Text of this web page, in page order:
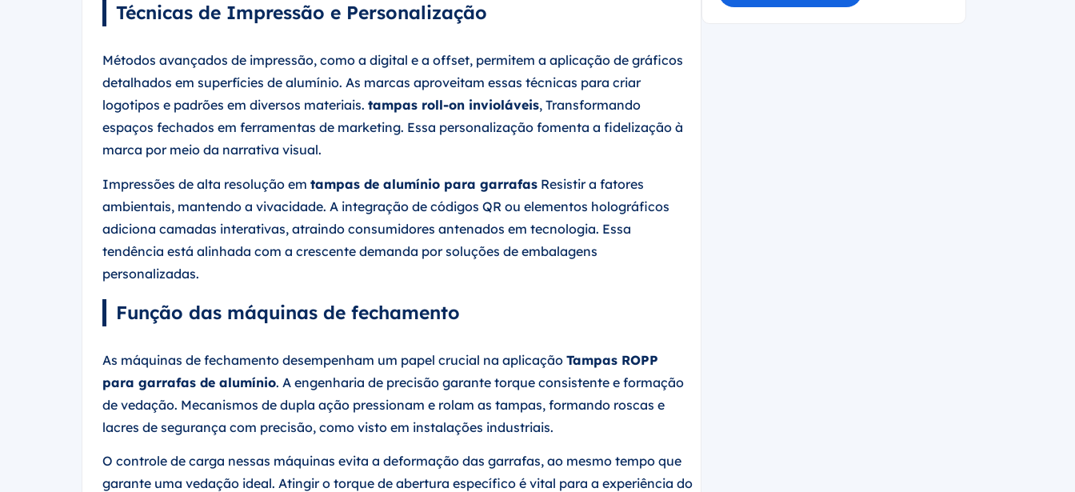
Técnicas de Impressão e Personalização
Métodos avançados de impressão, como a digital e a offset, permitem a aplicação de gráficos
detalhados em superfícies de alumínio. As marcas aproveitam essas técnicas para criar
logotipos e padrões em diversos materiais. tampas roll-on invioláveis, Transformando
espaços fechados em ferramentas de marketing. Essa personalização fomenta a fidelização à
marca por meio da narrativa visual.
Impressões de alta resolução em tampas de alumínio para garrafas Resistir a fatores
ambientais, mantendo a vivacidade. A integração de códigos QR ou elementos holográficos
adiciona camadas interativas, atraindo consumidores antenados em tecnologia. Essa
tendência está alinhada com a crescente demanda por soluções de embalagens
personalizadas.
Função das máquinas de fechamento
As máquinas de fechamento desempenham um papel crucial na aplicação Tampas ROPP
para garrafas de alumínio. A engenharia de precisão garante torque consistente e formação
de vedação. Mecanismos de dupla ação pressionam e rolam as tampas, formando roscas e
lacres de segurança com precisão, como visto em instalações industriais.
O controle de carga nessas máquinas evita a deformação das garrafas, ao mesmo tempo que
garante uma vedação ideal. Atingir o torque de abertura específico é vital para a experiência do